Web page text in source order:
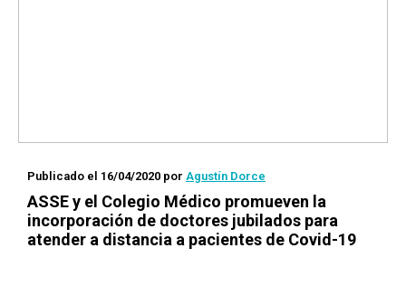
Publicado el 16/04/2020 por Agustín Dorce
ASSE y el Colegio Médico promueven la
incorporación de doctores jubilados para
atender a distancia a pacientes de Covid-19